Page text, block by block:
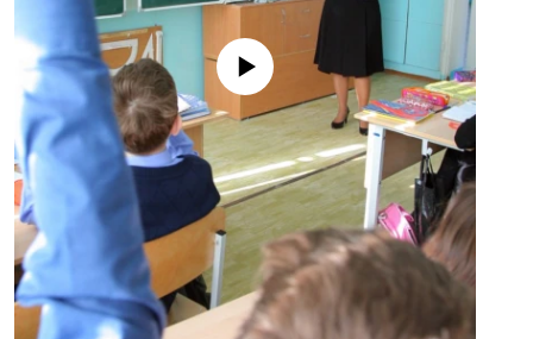
No media source currently available